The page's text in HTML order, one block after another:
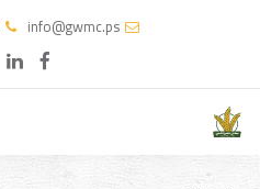
info@gwmc.ps